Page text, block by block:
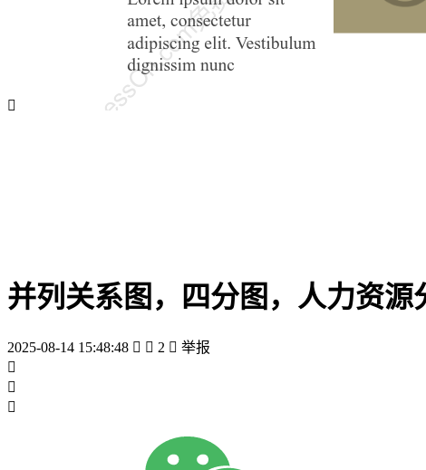

并列关系图，四分图，人力资
2025-08-14 15:48:48   2  举报


